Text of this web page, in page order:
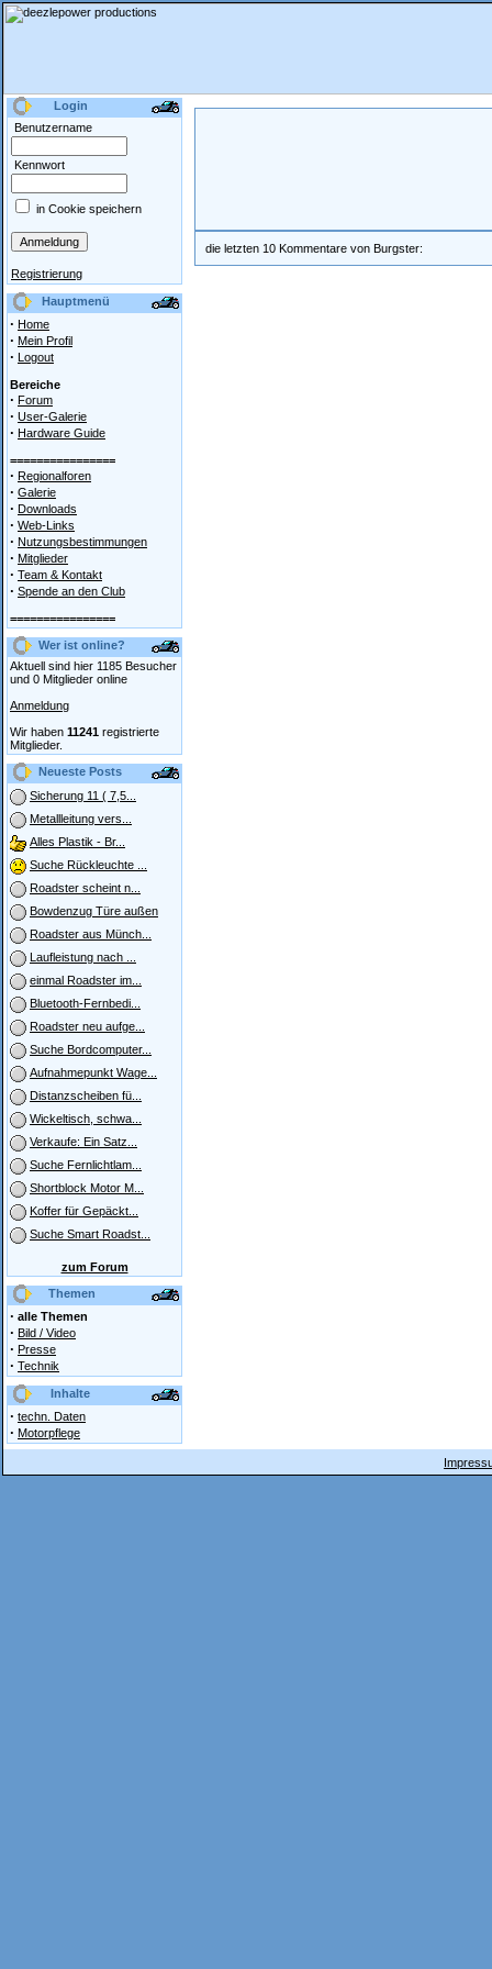
Login
Benutzername
Kennwort
in Cookie speichern
Registrierung
Hauptmenü
· Home
· Mein Profil
· Logout
Bereiche
· Forum
· User-Galerie
· Hardware Guide
================
· Regionalforen
· Galerie
· Downloads
· Web-Links
· Nutzungsbestimmungen
· Mitglieder
· Team & Kontakt
· Spende an den Club
================
Wer ist online?
Aktuell sind hier 1185 Besucher
und 0 Mitglieder online
Anmeldung
Wir haben 11241 registrierte
Mitglieder.
Neueste Posts
Sicherung 11 ( 7,5...
Metallleitung vers...
Alles Plastik - Br...
Suche Rückleuchte ...
Roadster scheint n...
Bowdenzug Türe außen
Roadster aus Münch...
Laufleistung nach ...
einmal Roadster im...
Bluetooth-Fernbedi...
Roadster neu aufge...
Suche Bordcomputer...
Aufnahmepunkt Wage...
Distanzscheiben fü...
Wickeltisch, schwa...
Verkaufe: Ein Satz...
Suche Fernlichtlam...
Shortblock Motor M...
Koffer für Gepäckt...
Suche Smart Roadst...
zum Forum
Themen
· alle Themen
· Bild / Video
· Presse
· Technik
Inhalte
· techn. Daten
· Motorpflege
die letzten 10 Kommentare von Burgster: